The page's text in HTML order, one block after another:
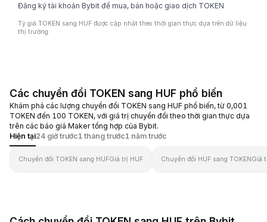
Đăng ký tài khoản Bybit để mua, bán hoặc giao dịch TOKEN
Tỷ giá TOKEN sang HUF được cập nhật theo thời gian thực dựa trên dữ liệu
thị trường.
Các chuyển đổi TOKEN sang HUF phổ biến
Khám phá các lượng chuyển đổi TOKEN sang HUF phổ biến, từ 0,001
TOKEN đến 100 TOKEN, với giá trị chuyển đổi theo thời gian thực dựa
trên các báo giá Maker tổng hợp của Bybit.
Hiện tại24 giờ trước1 tháng trước1 năm trước
Chuyển đổi TOKEN sang HUFGiá trị HUF Chuyển đổi HUF sang TOKENGiá